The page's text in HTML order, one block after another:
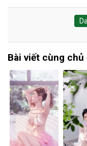
Bài viết cùng chủ